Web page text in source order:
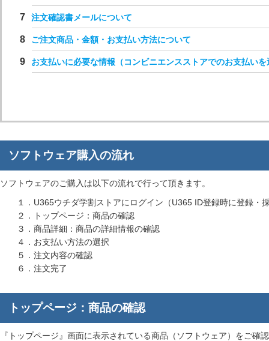
注文確認書メールについて
ご注文商品・金額・お支払い方法について
お支払いに必要な情報（コンビニエンスストアでのお支払いを
ソフトウェア購入の流れ
ソフトウェアのご購入は以下の流れで行って頂きます。
１．U365ウチダ学割ストアにログイン（U365 ID登録時に登録・
２．トップページ：商品の確認
３．商品詳細：商品の詳細情報の確認
４．お支払い方法の選択
５．注文内容の確認
６．注文完了
トップページ：商品の確認
『トップページ』画面に表示されている商品（ソフトウェア）をご確